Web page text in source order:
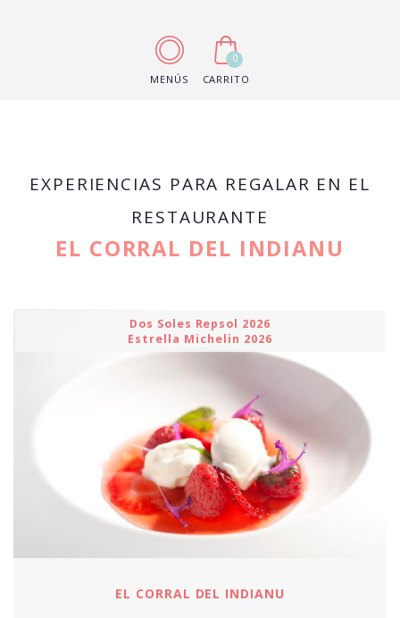
MENÚS
0
CARRITO
EXPERIENCIAS PARA REGALAR EN EL
RESTAURANTE
EL CORRAL DEL INDIANU
Dos Soles Repsol 2026
Estrella Michelin 2026
EL CORRAL DEL INDIANU